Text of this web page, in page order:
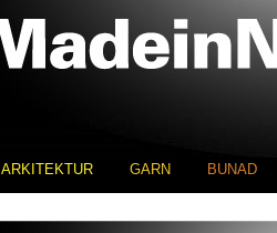
ARKITEKTUR GARN BUNAD